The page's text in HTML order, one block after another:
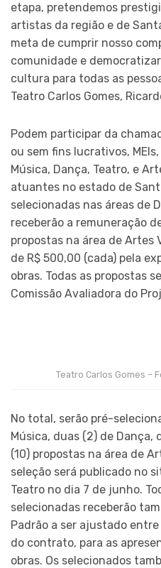
etapa, pretendemos
artistas da região e de
meta de cumprir nosso
comunidade e
cultura para todas as
Teatro Carlos Gomes,
Podem participar da
ou sem fins lucrativos,
Música, Dança, Teatro, e
atuantes no estado de
selecionadas nas áreas de
receberão a remuneração
propostas na área de Artes
de R$ 500,00 (cada) pela
obras. Todas as propostas
Comissão Avaliadora do
Teatro Carlos Gomes –
No total, serão pré-
Música, duas (2) de Dança,
(10) propostas na área de
seleção será publicado no
Teatro no dia 7 de junho.
selecionadas receberão
Padrão a ser ajustado
do contrato, para as
obras. Os selecionados